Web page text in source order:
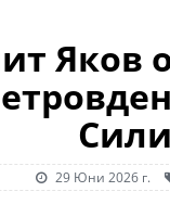
Яков
29 Юни 2026 г.